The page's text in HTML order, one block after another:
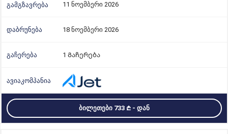
11 ნოემბერი 2026
18 ნოემბერი 2026
1 Გაჩერება
ᲑᲘᲚᲔᲗᲔᲑᲘ 733 - ᲓᲐᲜ